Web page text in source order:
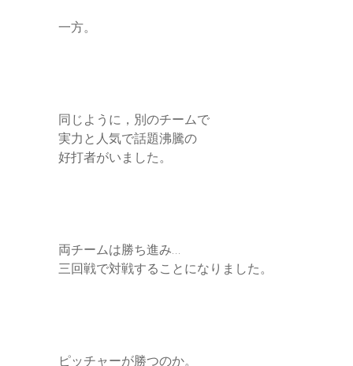
一方。
同じように，別のチームで
実力と人気で話題沸騰の
好打者がいました。
両チームは勝ち進み…
三回戦で対戦することになりました。
ピッチャーが勝つのか。